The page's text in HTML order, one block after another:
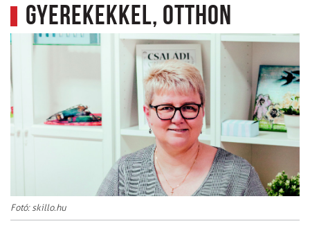
Gyerekekkel, otthon
Fotó: skillo.hu